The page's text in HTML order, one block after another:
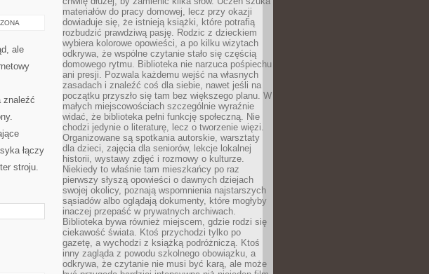
ale
znaleźć
łączy
stroju.
materiałów do pracy domowej, lecz przy okazji
dowiaduje się, że istnieją książki, które potrafią
rozbudzić prawdziwą pasję. Rodzic z dzieckiem
wybiera kolorowe opowieści, a po kilku wizytach
odkrywa, że wspólne czytanie stało się częścią
domowego rytmu. Biblioteka nie narzuca pośpiechu
ani presji. Pozwala każdemu wejść na własnych
zasadach i znaleźć coś dla siebie, nawet jeśli na
początku przyszło się tam bez większego planu. W
małych miejscowościach szczególnie wyraźnie
widać, że biblioteka pełni funkcję społeczną. Nie
chodzi jedynie o literaturę, lecz o tworzenie więzi.
Organizowane są spotkania autorskie, warsztaty
dla dzieci, zajęcia dla seniorów, lekcje lokalnej
historii, wystawy zdjęć i rozmowy o kulturze.
Niekiedy to właśnie tam mieszkańcy po raz
pierwszy słyszą opowieści o dawnych dziejach
swojej okolicy, poznają wspomnienia najstarszych
sąsiadów albo oglądają dokumenty, które mogłyby
inaczej przepaść w prywatnych archiwach.
Biblioteka bywa również miejscem, gdzie rodzi się
ciekawość świata. Ktoś przychodzi tylko po
gazetę, a wychodzi z książką podróżniczą. Ktoś
inny zagląda z powodu szkolnego obowiązku, a
odkrywa, że czytanie nie musi być karą, ale może